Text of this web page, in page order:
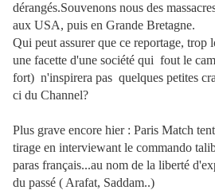
dérangés.Souvenons nous des
aux USA, puis en Grande Bretagne.
Qui peut assurer que ce reportage, trop
une facette d'une société qui fout le
fort) n'inspirera pas quelques petites
ci du Channel?
Plus grave encore hier : Paris Match
tirage en interviewant le commando
paras français...au nom de la liberté
du passé ( Arafat, Saddam..)